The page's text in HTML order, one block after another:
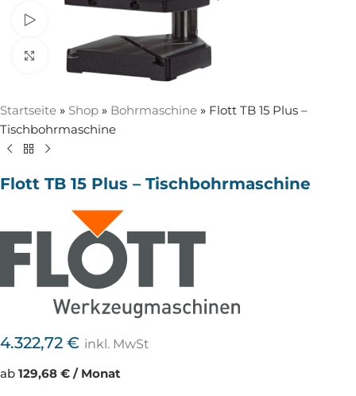
Zum Vergrößern anklicken
Startseite » Shop » Bohrmaschine » Flott TB 15 Plus –
Tischbohrmaschine
Flott TB 15 Plus – Tischbohrmaschine
4.322,72 € inkl. MwSt
ab 129,68 € / Monat